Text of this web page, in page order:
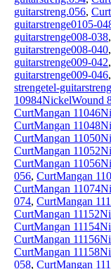
guitarstreng.056,
guitarstrenge0105-
guitarstrenge008-038,
guitarstrenge008-040,
guitarstrenge009-042,
guitarstrenge009-046,
strengetel-
10984NickelWound
CurtMangan
CurtMangan
CurtMangan
CurtMangan
CurtMangan
056, CurtMangan
CurtMangan
074, CurtMangan
CurtMangan
CurtMangan
CurtMangan
CurtMangan
058, CurtMangan